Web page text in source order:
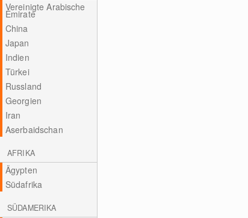
Vereinigte Arabische
Emirate
China
Japan
Indien
Türkei
Russland
Georgien
Iran
Aserbaidschan
AFRIKA
Ägypten
Südafrika
SÜDAMERIKA